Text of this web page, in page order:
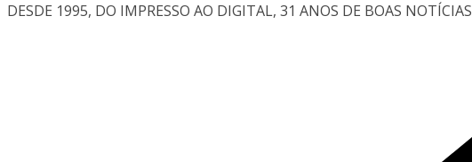
DESDE 1995, DO IMPRESSO AO DIGITAL, 31 ANOS DE BOAS NOTÍCIAS